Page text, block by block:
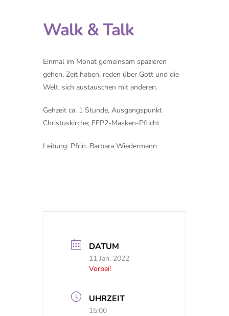
Walk & Talk
Einmal im Monat gemeinsam spazieren
gehen, Zeit haben, reden über Gott und die
Welt, sich austauschen mit anderen.
Gehzeit ca. 1 Stunde, Ausgangspunkt
Christuskirche; FFP2-Masken-Pflicht
Leitung: Pfrin. Barbara Wiedermann
DATUM
11 Jan. 2022
Vorbei!
UHRZEIT
15:00